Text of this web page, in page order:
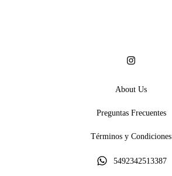
About Us
Preguntas Frecuentes
Términos y Condiciones
5492342513387